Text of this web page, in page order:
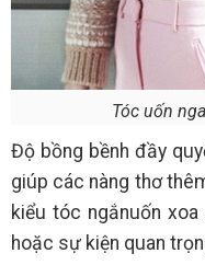
Tóc uốn
Độ bồng bềnh đầy
giúp các nàng thơ
kiểu tóc ngắnuốn
hoặc sự kiện quan